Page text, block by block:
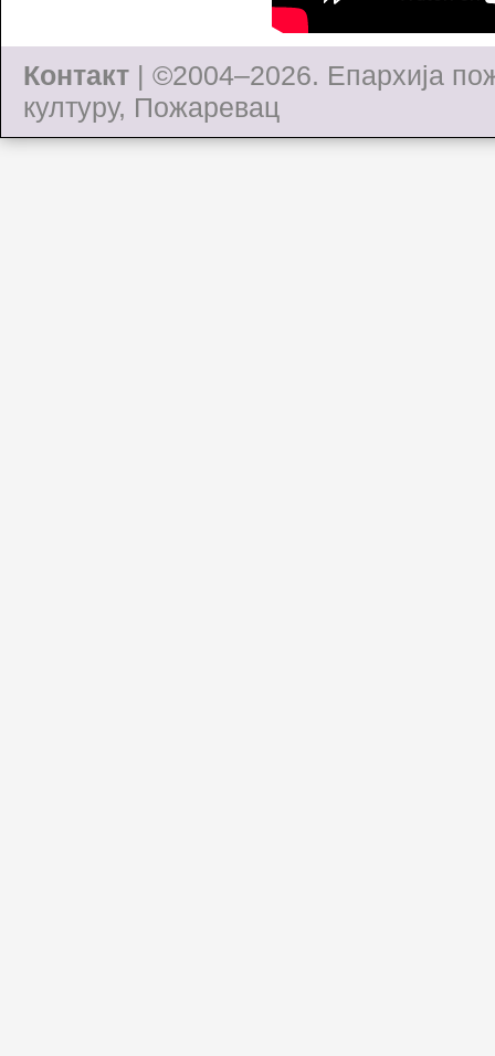
Контакт | ©2004–2026. Епархија
културу, Пожаревац